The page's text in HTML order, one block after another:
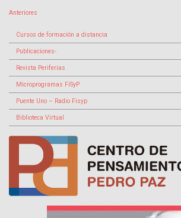
Anteriores
Cursos de formación a distancia
Publicaciones-
Revista Periferias
Microprogramas FiSyP
Puente Uno – Radio Fisyp
Biblioteca Virtual